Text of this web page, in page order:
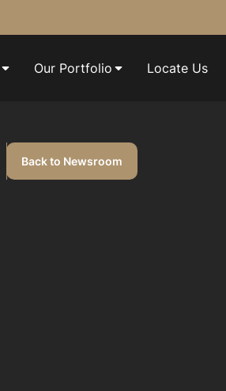
Our Portfolio Locate Us
Back to Newsroom